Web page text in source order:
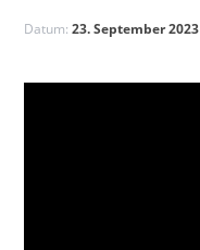
Datum:23. September 2023